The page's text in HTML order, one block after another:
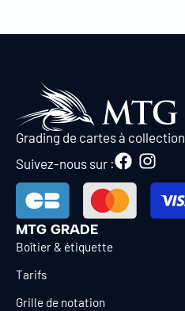
Grading de cartes à
Suivez-nous sur :
MTG GRADE
Boîtier & étiquette
Tarifs
Grille de notation